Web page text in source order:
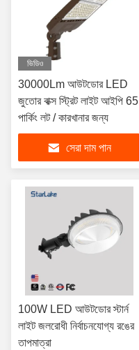
ভিডিও
30000Lm আউটডোর LED
জুতোর বাক্স স্ট্রিট লাইট আইপি 65
পার্কিং লট / কারখানার জন্য
সেরা দাম পান
100W LED আউটডোর স্টার্ন
লাইট জলরোধী নির্বাচনযোগ্য রঙের
তাপমাত্রা